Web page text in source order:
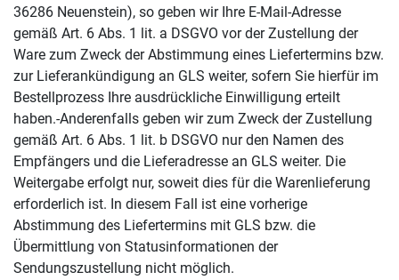
36286 Neuenstein), so geben wir Ihre E-Mail-Adresse
gemäß Art. 6 Abs. 1 lit. a DSGVO vor der Zustellung der
Ware zum Zweck der Abstimmung eines Liefertermins bzw.
zur Lieferankündigung an GLS weiter, sofern Sie hierfür im
Bestellprozess Ihre ausdrückliche Einwilligung erteilt
haben.-Anderenfalls geben wir zum Zweck der Zustellung
gemäß Art. 6 Abs. 1 lit. b DSGVO nur den Namen des
Empfängers und die Lieferadresse an GLS weiter. Die
Weitergabe erfolgt nur, soweit dies für die Warenlieferung
erforderlich ist. In diesem Fall ist eine vorherige
Abstimmung des Liefertermins mit GLS bzw. die
Übermittlung von Statusinformationen der
Sendungszustellung nicht möglich.